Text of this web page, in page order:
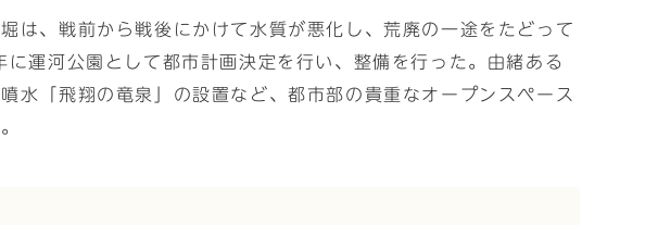
は、戦前から戦後にかけて水質が悪化し、荒廃の一途をたどって
運河公園として都市計画決定を行い、整備を行った。由緒ある
水「飛翔の竜泉」の設置など、都市部の貴重なオープンスペース